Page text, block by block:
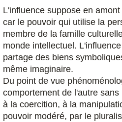
L'influence suppose en
car le pouvoir qui utilise la
membre de la famille
monde intellectuel.
partage des biens
même imaginaire.
Du point de vue
comportement de l'autre
à la coercition, à la
pouvoir modéré, par le